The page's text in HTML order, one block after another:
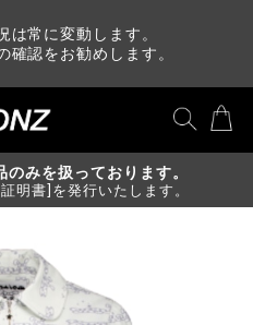
は常に変動します。
確認をお勧めします。
みを扱っております。
明書]を発行いたします。